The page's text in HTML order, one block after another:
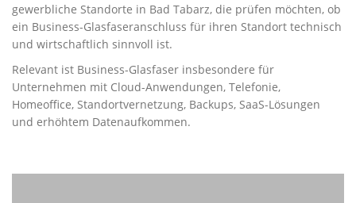
gewerbliche Standorte in Bad Tabarz, die prüfen möchten, ob
ein Business-Glasfaseranschluss für ihren Standort technisch
und wirtschaftlich sinnvoll ist.
Relevant ist Business-Glasfaser insbesondere für
Unternehmen mit Cloud-Anwendungen, Telefonie,
Homeoffice, Standortvernetzung, Backups, SaaS-Lösungen
und erhöhtem Datenaufkommen.